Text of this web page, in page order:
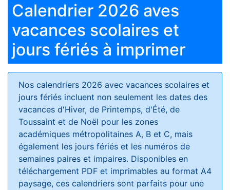
Calendrier 2026 aves
vacances scolaires et
jours fériés à imprimer
Nos calendriers 2026 avec vacances scolaires et
jours fériés incluent non seulement les dates des
vacances d'Hiver, de Printemps, d'Été, de
Toussaint et de Noël pour les zones
académiques métropolitaines A, B et C, mais
également les jours fériés et les numéros de
semaines paires et impaires. Disponibles en
téléchargement PDF et imprimables au format A4
paysage, ces calendriers sont parfaits pour une